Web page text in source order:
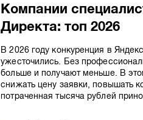
Компании
Директа: топ 2026
В 2026 году конкуренция в
ужесточились. Без
больше и получают меньше. В
снижать цену заявки, повышать
потраченная тысяча рублей